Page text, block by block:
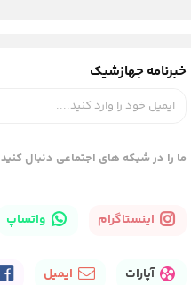
خبرنامه جهازشیک
ما را در شبکه های اجتماعی دنبال کنید
اینستاگرام واتساپ
آپارات ایمیل